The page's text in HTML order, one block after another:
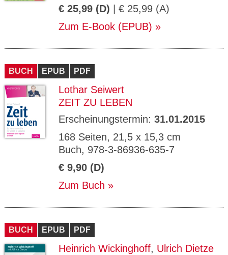
€ 25,99 (D) | € 25,99 (A)
Zum E-Book (EPUB)
BUCH EPUB PDF
Lothar Seiwert
ZEIT ZU LEBEN
Erscheinungstermin: 31.01.2015
168 Seiten, 21,5 x 15,3 cm
Buch, 978-3-86936-635-7
€ 9,90 (D)
Zum Buch
BUCH EPUB PDF
Heinrich Wickinghoff, Ulrich Dietze